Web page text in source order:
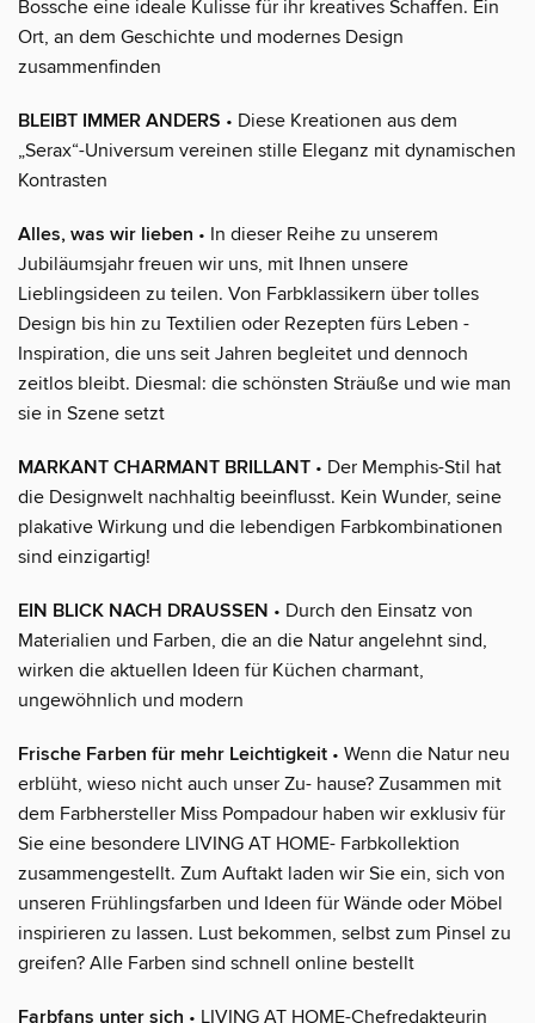
Bossche eine ideale Kulisse für ihr kreatives Schaffen. Ein
Ort, an dem Geschichte und modernes Design
zusammenfinden
BLEIBT IMMER ANDERS • Diese Kreationen aus dem
„Serax“-Universum vereinen stille Eleganz mit dynamischen
Kontrasten
Alles, was wir lieben • In dieser Reihe zu unserem
Jubiläumsjahr freuen wir uns, mit Ihnen unsere
Lieblingsideen zu teilen. Von Farbklassikern über tolles
Design bis hin zu Textilien oder Rezepten fürs Leben -
Inspiration, die uns seit Jahren begleitet und dennoch
zeitlos bleibt. Diesmal: die schönsten Sträuße und wie man
sie in Szene setzt
MARKANT CHARMANT BRILLANT • Der Memphis-Stil hat
die Designwelt nachhaltig beeinflusst. Kein Wunder, seine
plakative Wirkung und die lebendigen Farbkombinationen
sind einzigartig!
EIN BLICK NACH DRAUSSEN • Durch den Einsatz von
Materialien und Farben, die an die Natur angelehnt sind,
wirken die aktuellen Ideen für Küchen charmant,
ungewöhnlich und modern
Frische Farben für mehr Leichtigkeit • Wenn die Natur neu
erblüht, wieso nicht auch unser Zu- hause? Zusammen mit
dem Farbhersteller Miss Pompadour haben wir exklusiv für
Sie eine besondere LIVING AT HOME- Farbkollektion
zusammengestellt. Zum Auftakt laden wir Sie ein, sich von
unseren Frühlingsfarben und Ideen für Wände oder Möbel
inspirieren zu lassen. Lust bekommen, selbst zum Pinsel zu
greifen? Alle Farben sind schnell online bestellt
Farbfans unter sich • LIVING AT HOME-Chefredakteurin